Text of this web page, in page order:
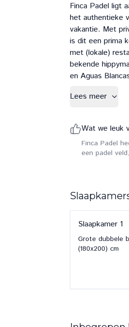
Finca Padel ligt
het authentieke
vakantie. Met
is dit een prima
met (lokale)
bekende
en Aguas
Lees meer
Wat we leuk
Finca Padel
een padel
Slaapkamer 1
Grote dubbele
(180x200) cm